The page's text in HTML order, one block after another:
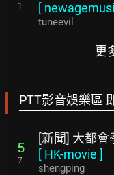
1
[
tuneevil
更
PTT影音娛樂區
5
7
[新聞] 大都
[ HK-movie ]
shengping